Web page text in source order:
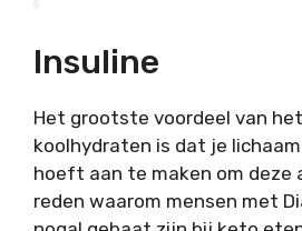
Insuline
Het grootste voordeel van
koolhydraten is dat je
hoeft aan te maken om deze
reden waarom mensen met